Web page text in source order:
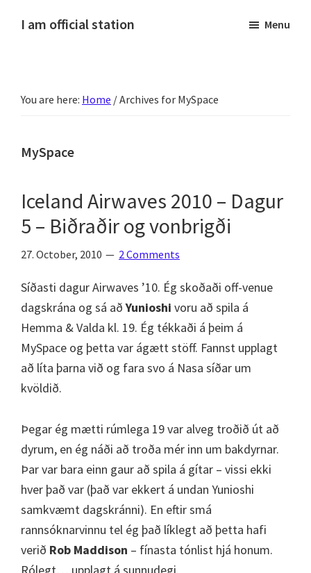
I am official station
fréttir
og
skemmtilegt
:)
Menu
You are here: Home /Archives for MySpace
MySpace
Iceland Airwaves 2010 – Dagur
5 – Biðraðir og vonbrigði
27. October, 2010 2 Comments
Síðasti dagur Airwaves ’10. Ég skoðaði off-venue
dagskrána og sá aðYunioshi voru að spila á
Hemma & Valda kl. 19. Ég tékkaði á þeim á
MySpace og þetta var ágætt stöff. Fannst upplagt
að líta þarna við og fara svo á Nasa síðar um
kvöldið.
Þegar ég mætti rúmlega 19 var alveg troðið út að
dyrum, en ég náði að troða mér inn um bakdyrnar.
Þar var bara einn gaur að spila á gítar – vissi ekki
hver það var (það var ekkert á undan Yunioshi
samkvæmt dagskránni). En eftir smá
rannsóknarvinnu tel ég það líklegt að þetta hafi
verið Rob Maddison – fínasta tónlist hjá honum.